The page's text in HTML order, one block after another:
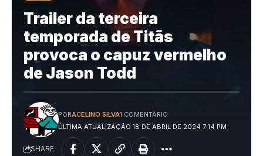
Trailer da terceira
temporada de Titãs
provoca o capuz vermelho
de Jason Todd
ÚLTIMA ATUALIZAÇÃO 18 DE ABRIL DE 2024 7:14 PM
PORACELINO SILVA1 COMENTÁRIO
SHARE